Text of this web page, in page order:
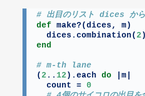
# 出目のリスト dices から
def make?(dices, m)
  dices.combination(
2
end
# m-th lane
( 2 .. 12 ).each do |m|
  count =
0